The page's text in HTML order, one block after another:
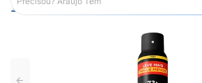
Araujo Higiene Pessoal